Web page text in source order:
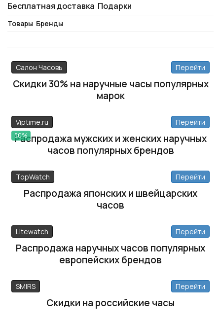
Бесплатная доставка Подарки
Товары Бренды
Салон Часовъ Перейти
Скидки 30% на наручные часы популярных
марок
Viptime.ru
50%
Перейти
Распродажа мужских и женских наручных
часов популярных брендов
TopWatch Перейти
Распродажа японских и швейцарских
часов
Litewatch Перейти
Распродажа наручных часов популярных
европейских брендов
SMIRS Перейти
Скидки на российские часы